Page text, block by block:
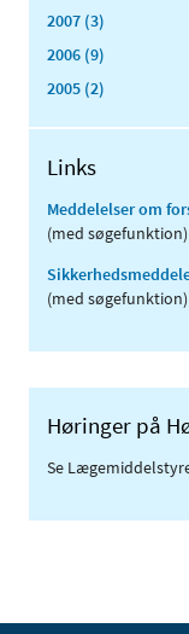
2007 (3)
2006 (9)
2005 (2)
Links
Meddelelser om
(med søgefunktion)
(med søgefunktion)
Høringer på
Se